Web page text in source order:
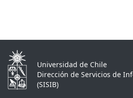
Universidad de Chile
Dirección de Servicios de
(SISIB)